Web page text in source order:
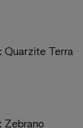
Quarzite Terra
Zebrano